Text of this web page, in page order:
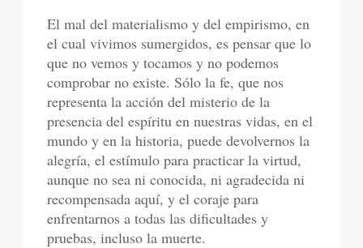
El mal del materialismo y del empirismo, en
el cual vivimos sumergidos, es pensar que lo
que no vemos y tocamos y no podemos
comprobar no existe. Sólo la fe, que nos
representa la acción del misterio de la
presencia del espíritu en nuestras vidas, en el
mundo y en la historia, puede devolvernos la
alegría, el estímulo para practicar la virtud,
aunque no sea ni conocida, ni agradecida ni
recompensada aquí, y el coraje para
enfrentarnos a todas las dificultades y
pruebas, incluso la muerte.